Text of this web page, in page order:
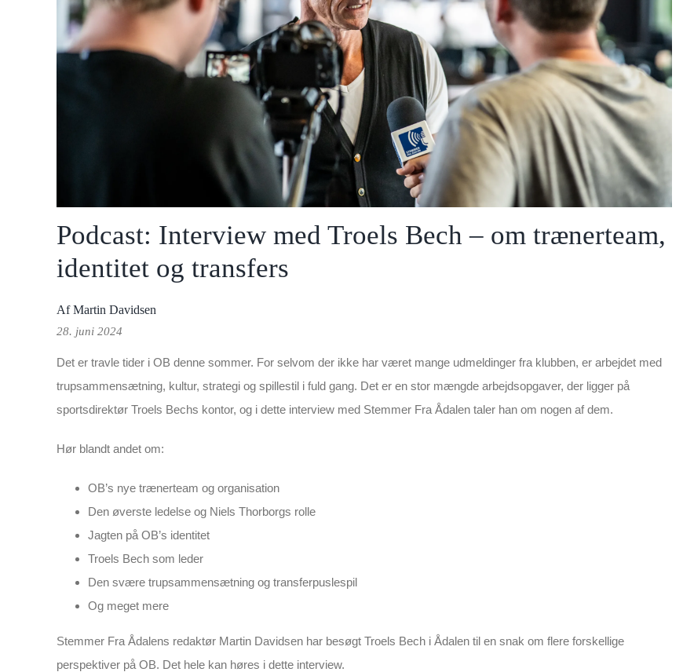
Podcast: Interview med Troels Bech – om trænerteam,
identitet og transfers
Af Martin Davidsen
28. juni 2024
Det er travle tider i OB denne sommer. For selvom der ikke har været mange udmeldinger fra klubben, er arbejdet med
trupsammensætning, kultur, strategi og spillestil i fuld gang. Det er en stor mængde arbejdsopgaver, der ligger på
sportsdirektør Troels Bechs kontor, og i dette interview med Stemmer Fra Ådalen taler han om nogen af dem.
Hør blandt andet om:
OB’s nye trænerteam og organisation
Den øverste ledelse og Niels Thorborgs rolle
Jagten på OB’s identitet
Troels Bech som leder
Den svære trupsammensætning og transferpuslespil
Og meget mere
Stemmer Fra Ådalens redaktør Martin Davidsen har besøgt Troels Bech i Ådalen til en snak om flere forskellige
perspektiver på OB. Det hele kan høres i dette interview.